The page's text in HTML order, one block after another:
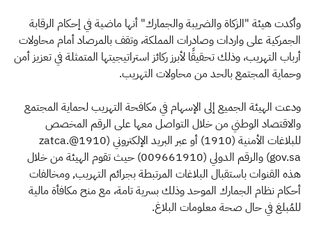
وأكدت هيئة "الزكاة والضريبة والجمارك" أنها ماضية في إحكام الرقابة
الجمركية على واردات وصادرات المملكة، وتقف بالمرصاد أمام محاولات
أرباب التهريب، وذلك تحقيقًا لأبرز ركائز استراتيجيتها المتمثلة في تعزيز أمن
وحماية المجتمع بالحد من محاولات التهريب.
ودعت الهيئة الجميع إلى الإسهام في مكافحة التهريب لحماية المجتمع
والاقتصاد الوطني من خلال التواصل معها على الرقم المخصص
للبلاغات الأمنية (1910) أو عبر البريد الإلكتروني (1910@zatca.
gov.sa) والرقم الدولي (009661910) حيث تقوم الهيئة من خلال
هذه القنوات باستقبال البلاغات المرتبطة بجرائم التهريب, ومخالفات
أحكام نظام الجمارك الموحد وذلك بسرية تامة، مع منح مكافأة مالية
للمُبلغ في حال صحة معلومات البلاغ.